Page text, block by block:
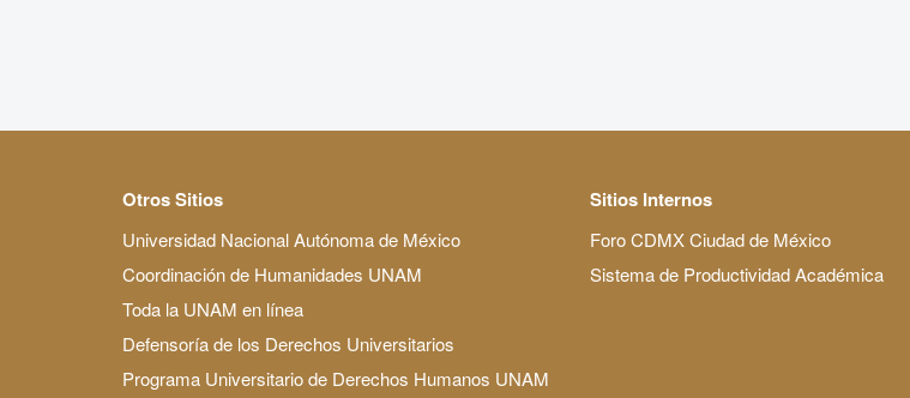
Otros Sitios
Universidad Nacional Autónoma de México
Coordinación de Humanidades UNAM
Toda la UNAM en línea
Defensoría de los Derechos Universitarios
Programa Universitario de Derechos Humanos UNAM
Sitios Internos
Foro CDMX Ciudad de México
Sistema de Productividad Académica